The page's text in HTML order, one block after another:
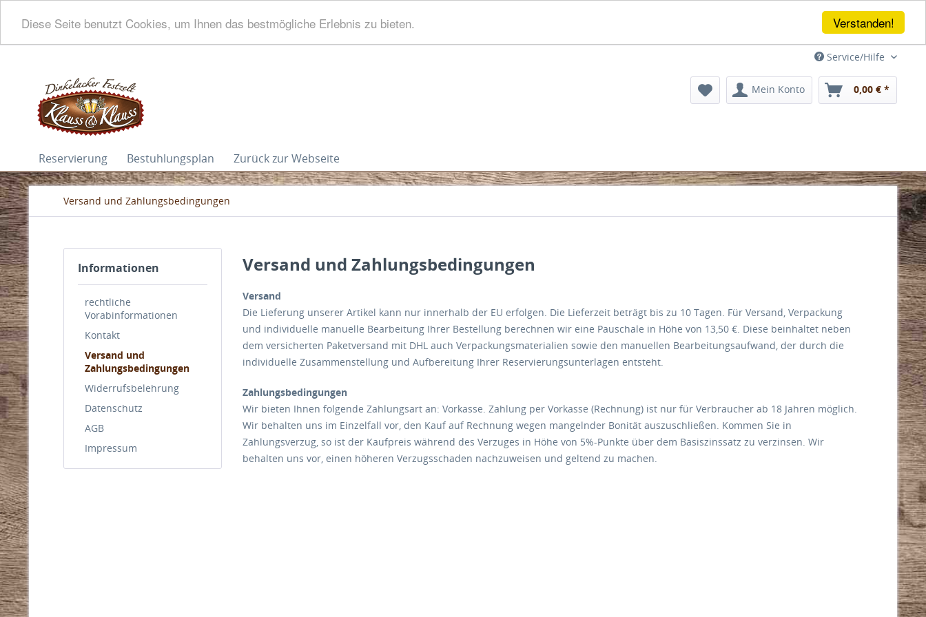
Verstanden!
Diese Seite benutzt Cookies, um Ihnen das bestmögliche Erlebnis zu bieten.
Service/Hilfe
Mein Konto 0,00 € *
Reservierung Bestuhlungsplan Zurück zur Webseite
Versand und Zahlungsbedingungen
Informationen
rechtliche
Vorabinformationen
Kontakt
Versand und
Zahlungsbedingungen
Widerrufsbelehrung
Datenschutz
AGB
Impressum
Versand und Zahlungsbedingungen
Versand
Die Lieferung unserer Artikel kann nur innerhalb der EU erfolgen. Die Lieferzeit beträgt bis zu 10 Tagen. Für Versand, Verpackung
und individuelle manuelle Bearbeitung Ihrer Bestellung berechnen wir eine Pauschale in Höhe von 13,50 €. Diese beinhaltet neben
dem versicherten Paketversand mit DHL auch Verpackungsmaterialien sowie den manuellen Bearbeitungsaufwand, der durch die
individuelle Zusammenstellung und Aufbereitung Ihrer Reservierungsunterlagen entsteht.
Zahlungsbedingungen
Wir bieten Ihnen folgende Zahlungsart an: Vorkasse. Zahlung per Vorkasse (Rechnung) ist nur für Verbraucher ab 18 Jahren möglich.
Wir behalten uns im Einzelfall vor, den Kauf auf Rechnung wegen mangelnder Bonität auszuschließen. Kommen Sie in
Zahlungsverzug, so ist der Kaufpreis während des Verzuges in Höhe von 5%-Punkte über dem Basiszinssatz zu verzinsen. Wir
behalten uns vor, einen höheren Verzugsschaden nachzuweisen und geltend zu machen.